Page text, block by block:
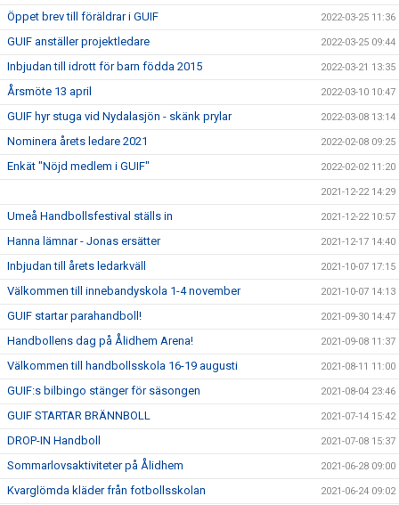
Öppet brev till föräldrar i GUIF 2022-03-25 11:36
GUIF anställer projektledare 2022-03-25 09:44
Inbjudan till idrott för barn födda 2015 2022-03-21 13:35
Årsmöte 13 april 2022-03-10 10:47
GUIF hyr stuga vid Nydalasjön - skänk prylar 2022-03-08 13:14
Nominera årets ledare 2021 2022-02-08 09:25
Enkät "Nöjd medlem i GUIF" 2022-02-02 11:20
2021-12-22 14:29
Umeå Handbollsfestival ställs in 2021-12-22 10:57
Hanna lämnar - Jonas ersätter 2021-12-17 14:40
Inbjudan till årets ledarkväll 2021-10-07 17:15
Välkommen till innebandyskola 1-4 november 2021-10-07 14:13
GUIF startar parahandboll! 2021-09-30 14:47
Handbollens dag på Ålidhem Arena! 2021-09-08 11:37
Välkommen till handbollsskola 16-19 augusti 2021-08-11 11:00
GUIF:s bilbingo stänger för säsongen 2021-08-04 23:46
GUIF STARTAR BRÄNNBOLL 2021-07-14 15:42
DROP-IN Handboll 2021-07-08 15:37
Sommarlovsaktiviteter på Ålidhem 2021-06-28 09:00
Kvarglömda kläder från fotbollsskolan 2021-06-24 09:02